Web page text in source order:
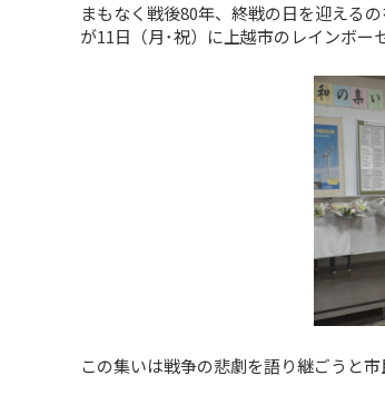
まもなく戦後80年、終戦の日を迎える
が11日（月･祝）に上越市のレインボー
この集いは戦争の悲劇を語り継ごうと